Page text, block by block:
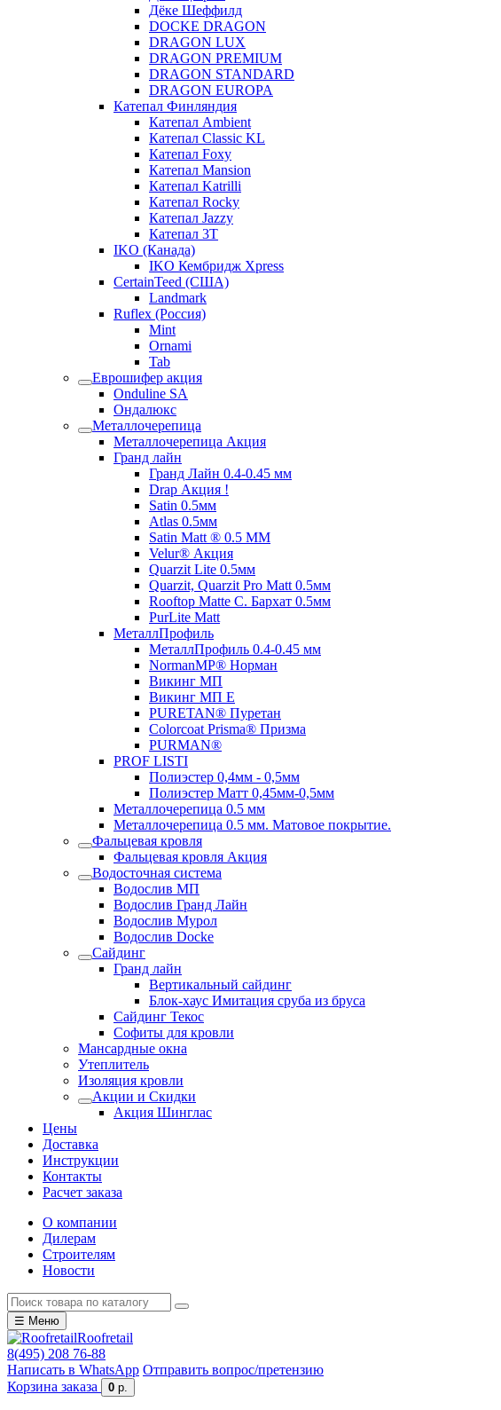
Дёке Шеффилд
DOCKE DRAGON
DRAGON LUX
DRAGON PREMIUM
DRAGON STANDARD
DRAGON EUROPA
Катепал Финляндия
Катепал Ambient
Катепал Classic KL
Катепал Foxy
Катепал Mansion
Катепал Katrilli
Катепал Rocky
Катепал Jazzy
Катепал 3T
IKO (Канада)
IKO Кембридж Xpress
CertainTeed (США)
Landmark
Ruflex (Россия)
Mint
Ornami
Tab
Еврошифер акция
Onduline SA
Ондалюкс
Металлочерепица
Металлочерепица Акция
Гранд лайн
Гранд Лайн 0.4-0.45 мм
Drap Акция !
Satin 0.5мм
Atlas 0.5мм
Satin Matt ® 0.5 ММ
Velur® Акция
Quarzit Lite 0.5мм
Quarzit, Quarzit Pro Matt 0.5мм
Rooftop Matte С. Бархат 0.5мм
PurLite Mаtt
МеталлПрофиль
МеталлПрофиль 0.4-0.45 мм
NormanMP® Норман
Викинг МП
Викинг МП Е
PURETAN® Пуретан
Colorcoat Prisma® Призма
PURMAN®
PROF LISTI
Полиэстер 0,4мм - 0,5мм
Полиэстер Матт 0,45мм-0,5мм
Металлочерепица 0.5 мм
Металлочерепица 0.5 мм. Матовое покрытие.
Фальцевая кровля
Фальцевая кровля Акция
Водосточная система
Водослив МП
Водослив Гранд Лайн
Водослив Мурол
Водослив Docke
Сайдинг
Гранд лайн
Вертикальный сайдинг
Блок-хаус Имитация сруба из бруса
Сайдинг Текос
Софиты для кровли
Мансардные окна
Утеплитель
Изоляция кровли
Акции и Скидки
Акция Шинглас
Цены
Доставка
Инструкции
Контакты
Расчет заказа
О компании
Дилерам
Строителям
Новости
☰ Меню
Roofretail
8(495) 208 76-88
Написать в WhatsApp Отправить вопрос/претензию
Корзина заказа
0 р.